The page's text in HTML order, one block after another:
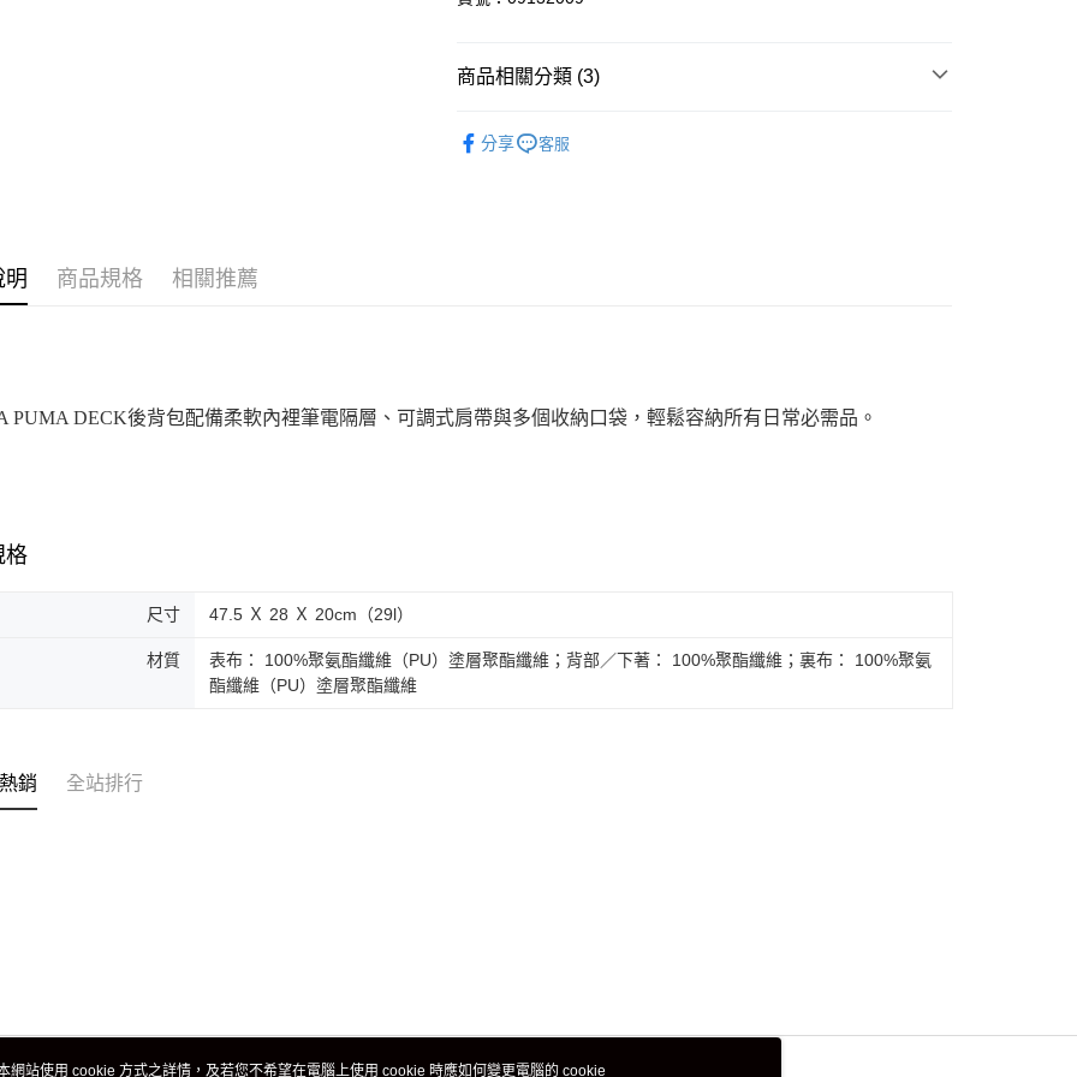
每筆NT$150，滿NT$1,800(含以上)免運費
商品相關分類 (3)
分享 客服
明 商品規格 相關推薦
PUMA DECK後背包配備柔軟內裡筆電隔層、可調式肩帶與多個收納口袋，輕鬆容納所有日常必需品。
格
尺寸 47.5 Ｘ 28 Ｘ 20cm（29l）
材質
表布： 100%聚氨酯纖維（PU）塗層聚酯纖維；背部／下著： 100%聚酯纖維；裏布： 100%聚氨
酯纖維（PU）塗層聚酯纖維
銷 全站排行
網站使用 cookie 方式之詳情，及若您不希望在電腦上使用 cookie 時應如何變更電腦的 cookie